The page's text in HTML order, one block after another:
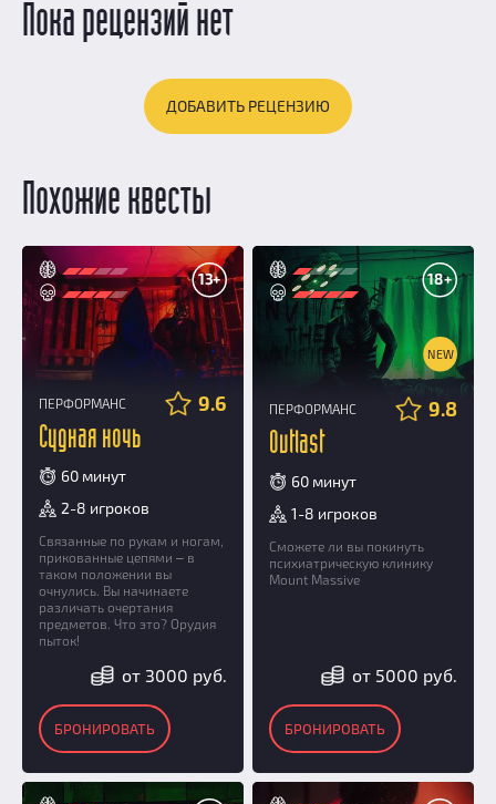
Пока рецензий нет
ДОБАВИТЬ РЕЦЕНЗИЮ
Похожие квесты
13+
ПЕРФОРМАНС 9.6
Судная ночь
60 минут
2-8 игроков
Связанные по рукам и ногам,
прикованные цепями ‒ в
таком положении вы
очнулись. Вы начинаете
различать очертания
предметов. Что это? Орудия
пыток!
от 3000 руб.
БРОНИРОВАТЬ
18+
NEW
ПЕРФОРМАНС 9.8
Outlast
60 минут
1-8 игроков
Сможете ли вы покинуть
психиатрическую клинику
Mount Massive
от 5000 руб.
БРОНИРОВАТЬ